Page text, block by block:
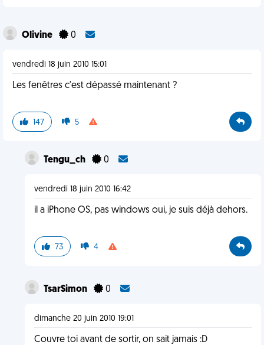
Olivine 0
vendredi 18 juin 2010 15:01
Les fenêtres c'est dépassé maintenant ?
147 5
Tengu_ch 0
vendredi 18 juin 2010 16:42
il a iPhone OS, pas windows oui, je suis déjà dehors.
73 4
TsarSimon 0
dimanche 20 juin 2010 19:01
Couvre toi avant de sortir, on sait jamais :D